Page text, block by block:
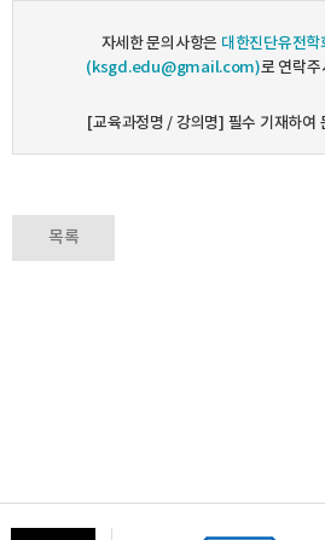
자세한 문의사항은 대한진단유전
(ksgd.edu@gmail.com)로 연락
[교육과정명 / 강의명] 필수 기재하여
목록